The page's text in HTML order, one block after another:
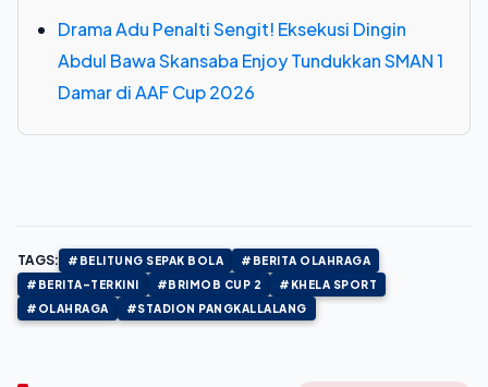
Drama Adu Penalti Sengit! Eksekusi Dingin
Abdul Bawa Skansaba Enjoy Tundukkan SMAN 1
Damar di AAF Cup 2026
TAGS: #BELITUNG SEPAK BOLA
#BERITA OLAHRAGA
#BERITA-TERKINI
#BRIMOB CUP 2
#KHELA SPORT
#OLAHRAGA
#STADION PANGKALLALANG